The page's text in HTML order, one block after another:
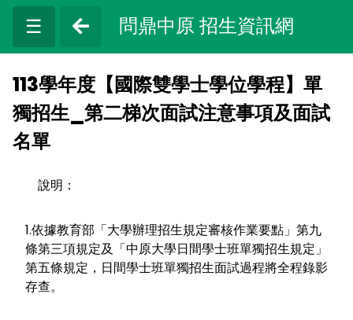
☰ 問鼎中原 招生資訊網
113學年度【國際雙學士學位學程】單
獨招生_第二梯次面試注意事項及面試
名單
說明：
1.依據教育部「大學辦理招生規定審核作業要點」第九
條第三項規定及「中原大學日間學士班單獨招生規定」
第五條規定，日間學士班單獨招生面試過程將全程錄影
存查。